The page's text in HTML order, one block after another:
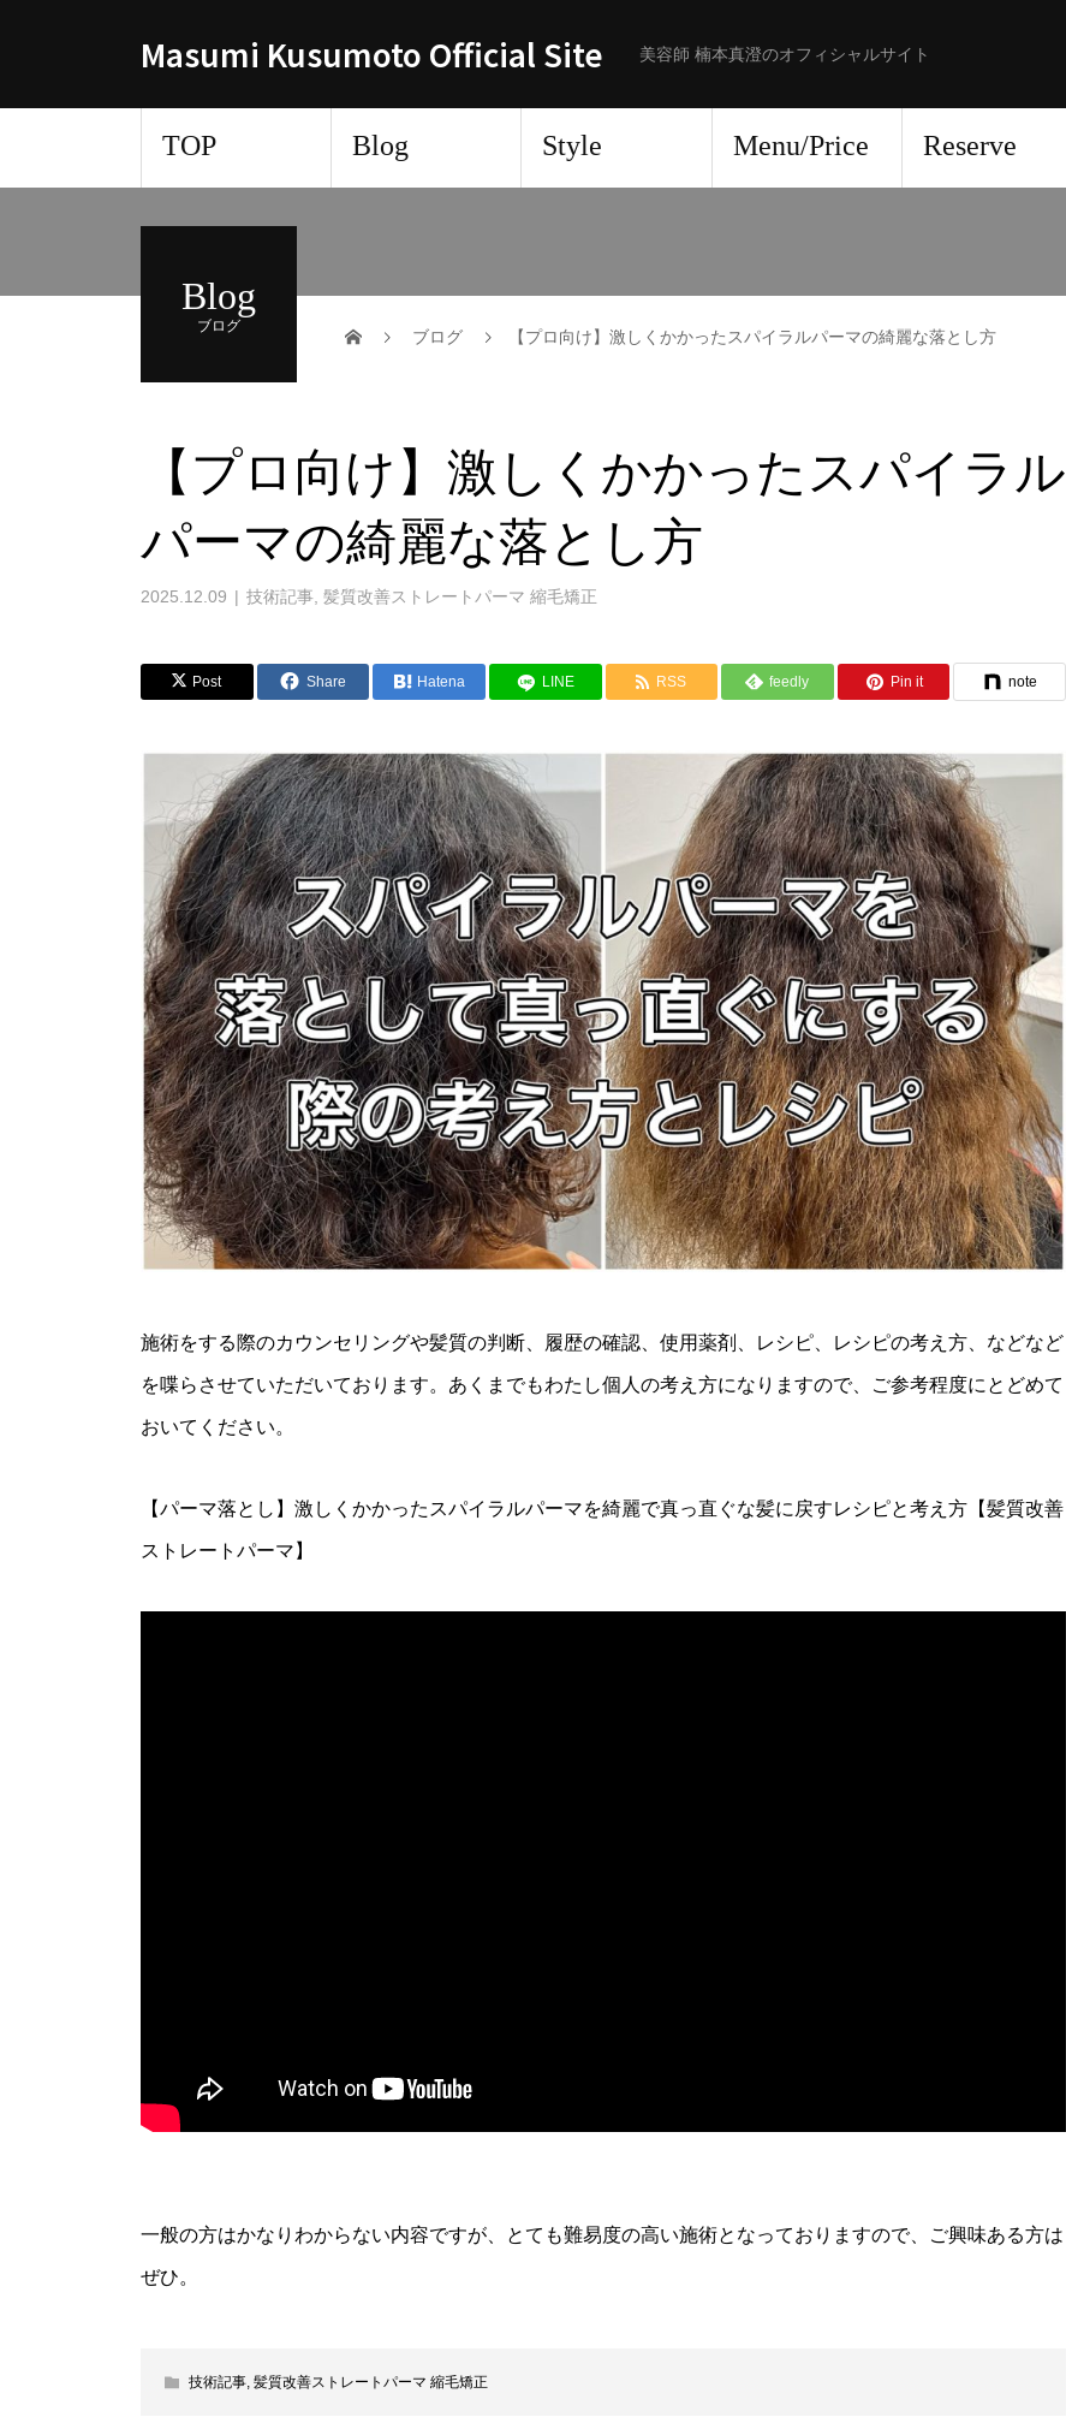
Masumi Kusumoto Official Site 美容師 楠本真澄のオフィシャルサイト
TOP Blog Style Menu/Price Reserve
Blog
ブログ
ブログ 【プロ向け】激しくかかったスパイラルパーマの綺麗な落とし方
【プロ向け】激しくかかったスパイラル
パーマの綺麗な落とし方
2025.12.09 技術記事, 髪質改善ストレートパーマ 縮毛矯正
Post Share Hatena LINE RSS feedly Pin it note
施術をする際のカウンセリングや髪質の判断、履歴の確認、使用薬剤、レシピ、レシピの考え方、などなど
を喋らさせていただいております。あくまでもわたし個人の考え方になりますので、ご参考程度にとどめて
おいてください。
【パーマ落とし】激しくかかったスパイラルパーマを綺麗で真っ直ぐな髪に戻すレシピと考え方【髪質改善
ストレートパーマ】
一般の方はかなりわからない内容ですが、とても難易度の高い施術となっておりますので、ご興味ある方は
ぜひ。
技術記事, 髪質改善ストレートパーマ 縮毛矯正